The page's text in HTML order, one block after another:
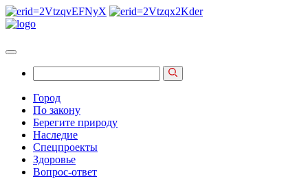
Город
По закону
Берегите природу
Наследие
Спецпроекты
Здоровье
Вопрос-ответ